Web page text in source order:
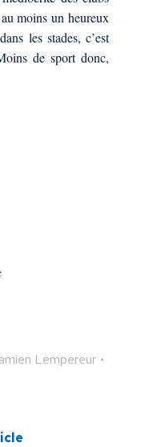
moins un heureux
les stades, c’est
de sport donc,
Lempereur